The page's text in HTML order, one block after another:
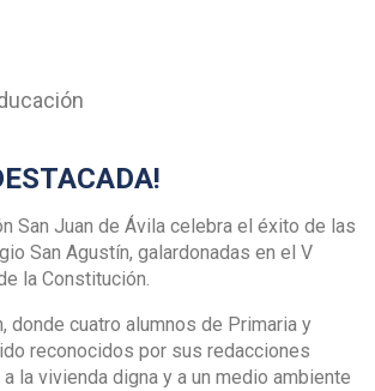
San Juan de Ávila celebra el éxito de las
San Agustín, galardonadas en el V
la Constitución.
donde cuatro alumnos de Primaria y
reconocidos por sus redacciones
la vivienda digna y a un medio ambiente